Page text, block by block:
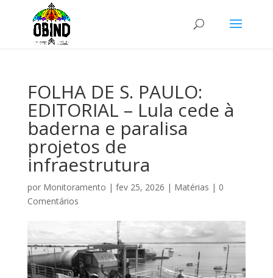
FOLHA DE S. PAULO:
EDITORIAL – Lula cede à
baderna e paralisa
projetos de
infraestrutura
por Monitoramento | fev 25, 2026 | Matérias | 0
Comentários